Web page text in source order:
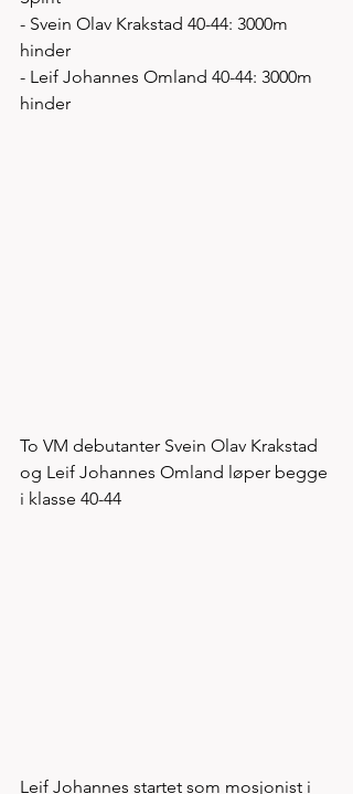
- Svein Olav Krakstad 40-44: 3000m
hinder
- Leif Johannes Omland 40-44: 3000m
hinder
To VM debutanter Svein Olav Krakstad
og Leif Johannes Omland løper begge
i klasse 40-44
Leif Johannes startet som mosjonist i